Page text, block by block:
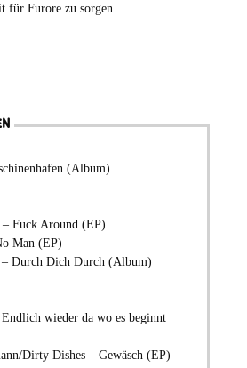
für Furore zu sorgen.
(Album)
Fuck Around (EP)
Man (EP)
– Durch Dich Durch (Album)
wieder da wo es beginnt
Dirty Dishes – Gewäsch (EP)